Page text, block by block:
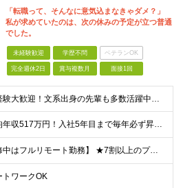
「転職って、そんなに意気込まなきゃダメ？」
私が求めていたのは、次の休みの予定が立つ普通
でした。
未経験歓迎 学歴不問 ベテランOK
完全週休2日 賞与複数月 面接1回
＼未経験大歓迎！文系出身の先輩も多数活躍中／ ◆PCスキルに自信のない方も歓迎 ◆完全未経験OK ◆社会人デビューもOK ◆学歴不問 ＊*こんなアナタにオススメです*＊ ◇事務職に興味があるが、給与
＼平均年収517万円！入社5年目まで毎年必ず昇給／ ■賞与年3回 ■年収800万円以上も可 ■入社3年以上の平均年収469.2万円 月給23万2000円以上＋賞与年3回＋各種手当 ☆入社5年目まで最
【研修中はフルリモート勤務】 ★7割以上のプロジェクトでリモートワークを導入 ★一都三県のプロジェクト先 ★転居を伴う転勤なし ＜プロジェクト先＞ 東京・神奈川・千葉・埼玉でのプロジェクト先にて勤務
トワークOK